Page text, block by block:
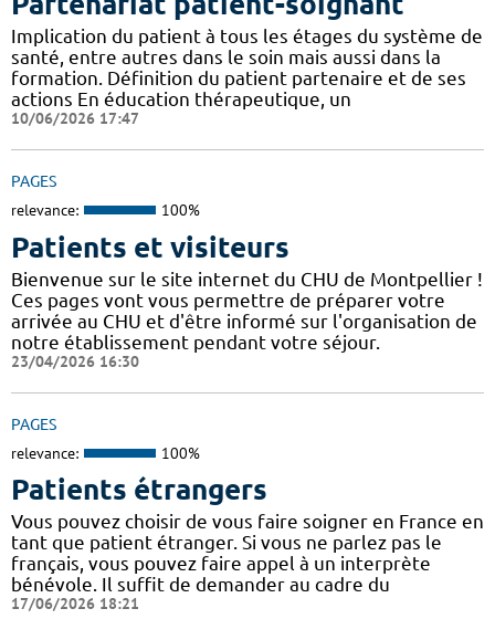
Implication du patient à tous les étages du système de
santé, entre autres dans le soin mais aussi dans la
formation. Définition du patient partenaire et de ses
actions En éducation thérapeutique, un
10/06/2026 17:47
PAGES
relevance: 100%
Patients et visiteurs
Bienvenue sur le site internet du CHU de Montpellier !
Ces pages vont vous permettre de préparer votre
arrivée au CHU et d'être informé sur l'organisation de
notre établissement pendant votre séjour.
23/04/2026 16:30
PAGES
relevance: 100%
Patients étrangers
Vous pouvez choisir de vous faire soigner en France en
tant que patient étranger. Si vous ne parlez pas le
français, vous pouvez faire appel à un interprète
bénévole. Il suffit de demander au cadre du
17/06/2026 18:21